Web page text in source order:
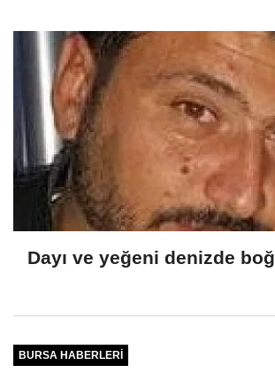
Dayı ve yeğeni denizde
BURSA HABERLERI